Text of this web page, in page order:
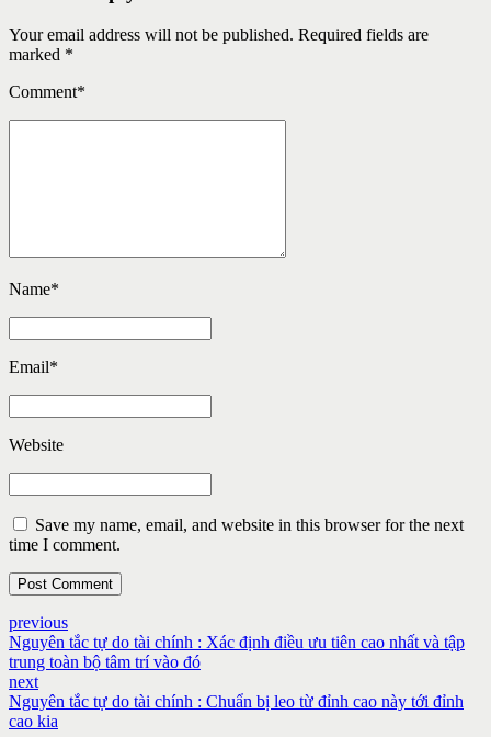
Your email address will not be published. Required fields are
marked *
Comment*
Name*
Email*
Website
Save my name, email, and website in this browser for the next
time I comment.
Post Comment
previous
Nguyên tắc tự do tài chính : Xác định điều ưu tiên cao nhất và tập
trung toàn bộ tâm trí vào đó
next
Nguyên tắc tự do tài chính : Chuẩn bị leo từ đỉnh cao này tới đỉnh
cao kia